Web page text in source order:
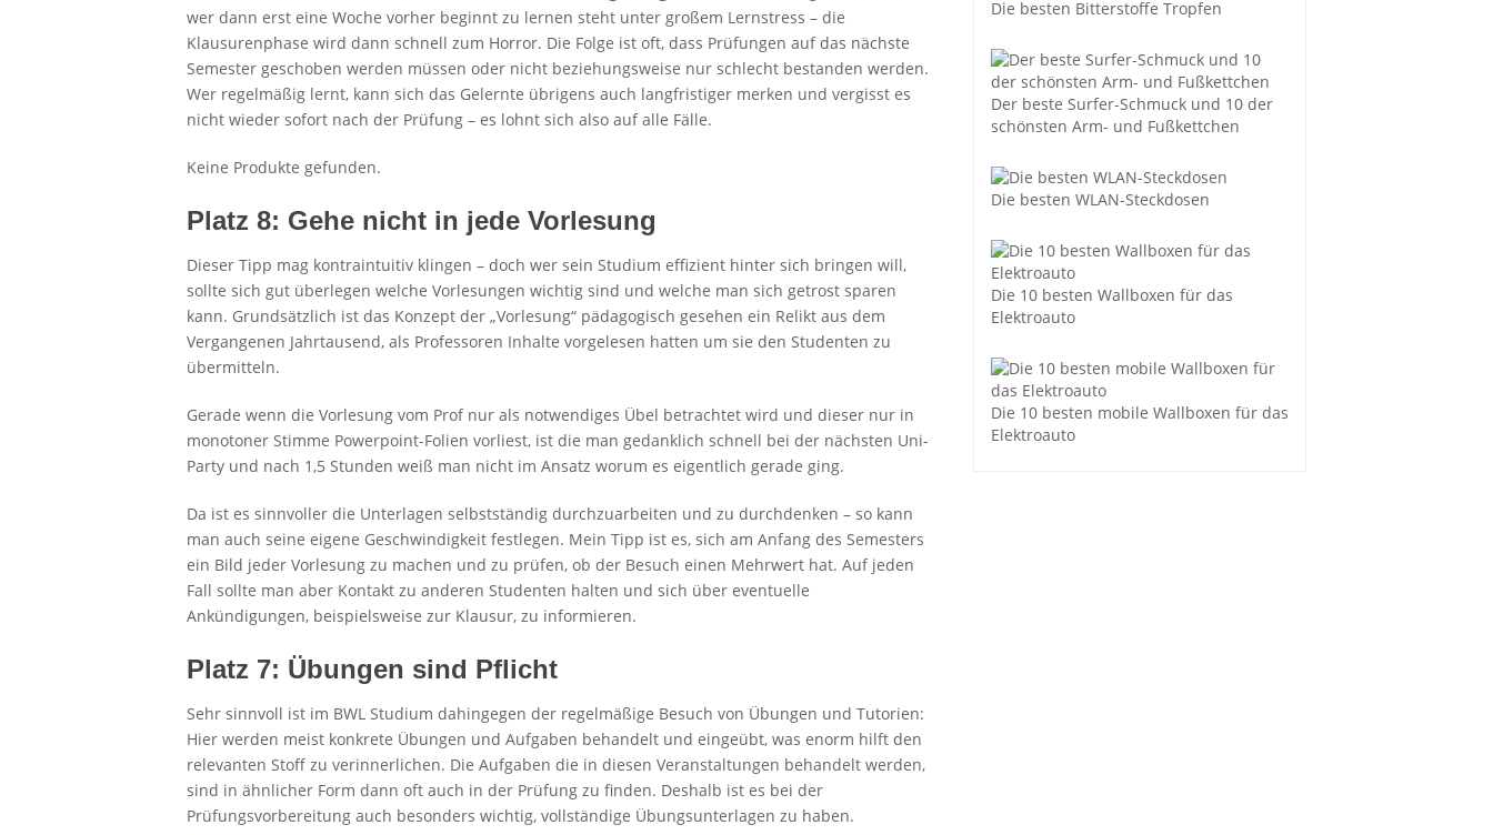
wer dann erst eine Woche vorher beginnt zu lernen steht unter großem Lernstress – die
Klausurenphase wird dann schnell zum Horror. Die Folge ist oft, dass Prüfungen auf das nächste
Semester geschoben werden müssen oder nicht beziehungsweise nur schlecht bestanden werden.
Wer regelmäßig lernt, kann sich das Gelernte übrigens auch langfristiger merken und vergisst es
nicht wieder sofort nach der Prüfung – es lohnt sich also auf alle Fälle.
Keine Produkte gefunden.
Platz 8: Gehe nicht in jede Vorlesung
Dieser Tipp mag kontraintuitiv klingen – doch wer sein Studium effizient hinter sich bringen will,
sollte sich gut überlegen welche Vorlesungen wichtig sind und welche man sich getrost sparen
kann. Grundsätzlich ist das Konzept der „Vorlesung“ pädagogisch gesehen ein Relikt aus dem
Vergangenen Jahrtausend, als Professoren Inhalte vorgelesen hatten um sie den Studenten zu
übermitteln.
Gerade wenn die Vorlesung vom Prof nur als notwendiges Übel betrachtet wird und dieser nur in
monotoner Stimme Powerpoint-Folien vorliest, ist die man gedanklich schnell bei der nächsten Uni-
Party und nach 1,5 Stunden weiß man nicht im Ansatz worum es eigentlich gerade ging.
Da ist es sinnvoller die Unterlagen selbstständig durchzuarbeiten und zu durchdenken – so kann
man auch seine eigene Geschwindigkeit festlegen. Mein Tipp ist es, sich am Anfang des Semesters
ein Bild jeder Vorlesung zu machen und zu prüfen, ob der Besuch einen Mehrwert hat. Auf jeden
Fall sollte man aber Kontakt zu anderen Studenten halten und sich über eventuelle
Ankündigungen, beispielsweise zur Klausur, zu informieren.
Platz 7: Übungen sind Pflicht
Sehr sinnvoll ist im BWL Studium dahingegen der regelmäßige Besuch von Übungen und Tutorien:
Hier werden meist konkrete Übungen und Aufgaben behandelt und eingeübt, was enorm hilft den
relevanten Stoff zu verinnerlichen. Die Aufgaben die in diesen Veranstaltungen behandelt werden,
sind in ähnlicher Form dann oft auch in der Prüfung zu finden. Deshalb ist es bei der
Prüfungsvorbereitung auch besonders wichtig, vollständige Übungsunterlagen zu haben.
Die besten Bitterstoffe Tropfen
Der beste Surfer-Schmuck und 10 der
schönsten Arm- und Fußkettchen
Die besten WLAN-Steckdosen
Die 10 besten Wallboxen für das
Elektroauto
Die 10 besten mobile Wallboxen für das
Elektroauto